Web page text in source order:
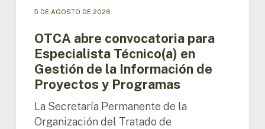
5 DE AGOSTO DE 2026
OTCA abre convocatoria para
Especialista Técnico(a) en
Gestión de la Información de
Proyectos y Programas
La Secretaría Permanente de la
Organización del Tratado de